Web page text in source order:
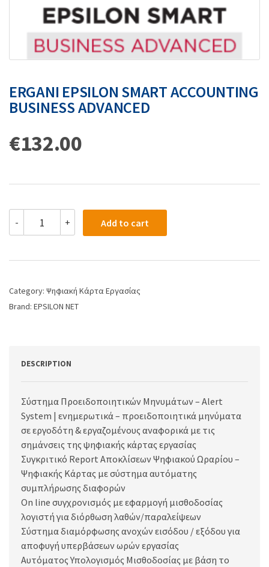
ERGANI EPSILON SMART ACCOUNTING
BUSINESS ADVANCED
€132.00
- + Add to cart
Category: Ψηφιακή Κάρτα Εργασίας
Brand: EPSILON NET
DESCRIPTION
Σύστημα Προειδοποιητικών Μηνυμάτων – Alert
System | ενημερωτικά – προειδοποιητικά μηνύματα
σε εργοδότη & εργαζομένους αναφορικά με τις
σημάνσεις της ψηφιακής κάρτας εργασίας
Συγκριτικό Report Αποκλίσεων Ψηφιακού Ωραρίου –
Ψηφιακής Κάρτας με σύστημα αυτόματης
συμπλήρωσης διαφορών
On line συγχρονισμός με εφαρμογή μισθοδοσίας
λογιστή για διόρθωση λαθών/παραλείψεων
Σύστημα διαμόρφωσης ανοχών εισόδου / εξόδου για
αποφυγή υπερβάσεων ωρών εργασίας
Αυτόματος Υπολογισμός Μισθοδοσίας με βάση το